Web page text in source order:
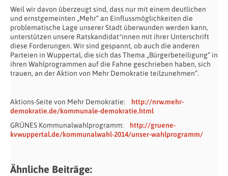
Weil wir davon überzeugt sind, dass nur mit einem deutlichen
und ernstgemeinten „Mehr“ an Einflussmöglichkeiten die
problematische Lage unserer Stadt überwunden werden kann,
unterstützen unsere Ratskandidat*innen mit ihrer Unterschrift
diese Forderungen. Wir sind gespannt, ob auch die anderen
Parteien in Wuppertal, die sich das Thema „Bürgerbeteiligung“ in
ihren Wahlprogrammen auf die Fahne geschrieben haben, sich
trauen, an der Aktion von Mehr Demokratie teilzunehmen“.
Aktions-Seite von Mehr Demokratie: http://nrw.mehr-
demokratie.de/kommunale-demokratie.html
GRÜNES Kommunalwahlprogramm: http://gruene-
kvwuppertal.de/kommunalwahl-2014/unser-wahlprogramm/
Ähnliche Beiträge: